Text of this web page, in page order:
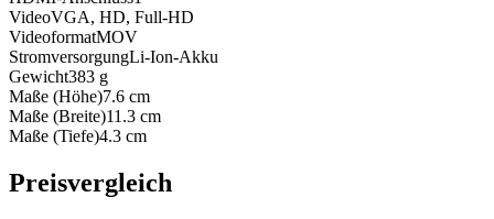
VideoVGA, HD, Full-HD
VideoformatMOV
StromversorgungLi-Ion-Akku
Gewicht383 g
Maße (Höhe)7.6 cm
Maße (Breite)11.3 cm
Maße (Tiefe)4.3 cm
Preisvergleich